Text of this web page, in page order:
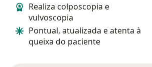
Realiza colposcopia e
vulvoscopia
Pontual, atualizada e atenta à
queixa do paciente